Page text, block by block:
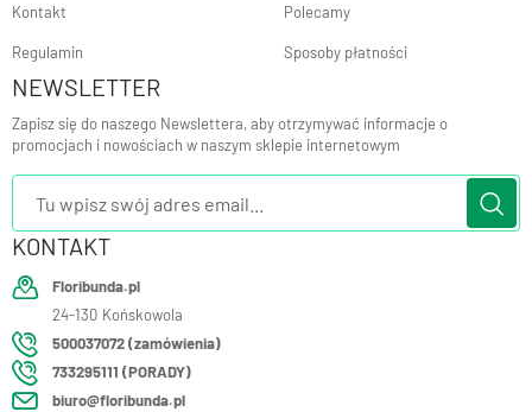
Kontakt
Regulamin
Polecamy
Sposoby płatności
NEWSLETTER
Zapisz się do naszego Newslettera, aby otrzymywać informacje o
promocjach i nowościach w naszym sklepie internetowym
KONTAKT
Floribunda.pl
24-130 Końskowola
500037072 (zamówienia)
733295111 (PORADY)
biuro@floribunda.pl